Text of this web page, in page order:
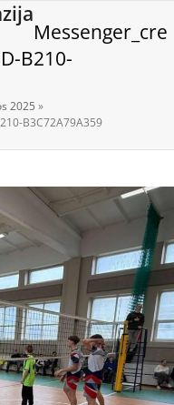
Messenger_cre
B210-
2025 »
B3C72A79A359